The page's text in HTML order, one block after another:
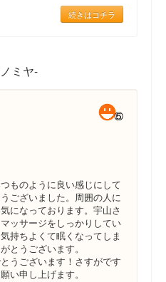
続きはコチラ
ミヤ-
ものように良い感じにして
ございました。周囲の人に
になっております。宇山さ
ッサージをしっかりしてい
持ちよくて眠くなってしま
とうございます。
うございます！さすがです
い申し上げます。